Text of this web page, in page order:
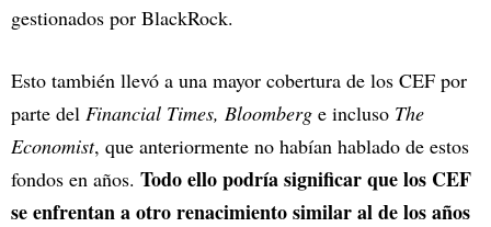
gestionados por BlackRock.
Esto también llevó a una mayor cobertura de los CEF por
parte del Financial Times, Bloomberg e incluso The
Economist, que anteriormente no habían hablado de estos
fondos en años. Todo ello podría significar que los CEF
se enfrentan a otro renacimiento similar al de los años